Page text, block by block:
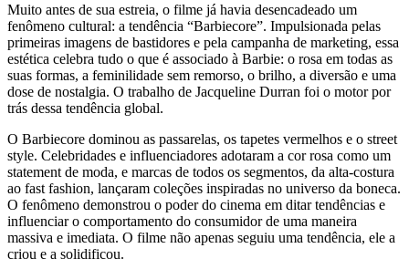
Muito antes de sua estreia, o filme já havia desencadeado um
fenômeno cultural: a tendência “Barbiecore”. Impulsionada pelas
primeiras imagens de bastidores e pela campanha de marketing, essa
estética celebra tudo o que é associado à Barbie: o rosa em todas as
suas formas, a feminilidade sem remorso, o brilho, a diversão e uma
dose de nostalgia. O trabalho de Jacqueline Durran foi o motor por
trás dessa tendência global.
O Barbiecore dominou as passarelas, os tapetes vermelhos e o street
style. Celebridades e influenciadores adotaram a cor rosa como um
statement de moda, e marcas de todos os segmentos, da alta-costura
ao fast fashion, lançaram coleções inspiradas no universo da boneca.
O fenômeno demonstrou o poder do cinema em ditar tendências e
influenciar o comportamento do consumidor de uma maneira
massiva e imediata. O filme não apenas seguiu uma tendência, ele a
criou e a solidificou.